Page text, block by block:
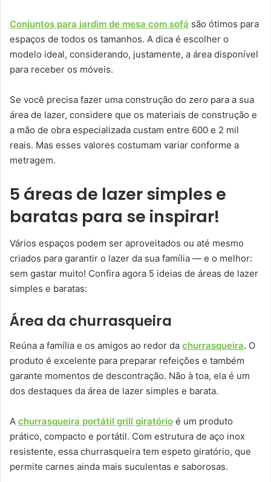
Conjuntos para jardim de mesa com sofá são ótimos para
espaços de todos os tamanhos. A dica é escolher o
modelo ideal, considerando, justamente, a área disponível
para receber os móveis.
Se você precisa fazer uma construção do zero para a sua
área de lazer, considere que os materiais de construção e
a mão de obra especializada custam entre 600 e 2 mil
reais. Mas esses valores costumam variar conforme a
metragem.
5 áreas de lazer simples e
baratas para se inspirar!
Vários espaços podem ser aproveitados ou até mesmo
criados para garantir o lazer da sua família — e o melhor:
sem gastar muito! Confira agora 5 ideias de áreas de lazer
simples e baratas:
Área da churrasqueira
Reúna a família e os amigos ao redor da churrasqueira. O
produto é excelente para preparar refeições e também
garante momentos de descontração. Não à toa, ela é um
dos destaques da área de lazer simples e barata.
A churrasqueira portátil grill giratório é um produto
prático, compacto e portátil. Com estrutura de aço inox
resistente, essa churrasqueira tem espeto giratório, que
permite carnes ainda mais suculentas e saborosas.